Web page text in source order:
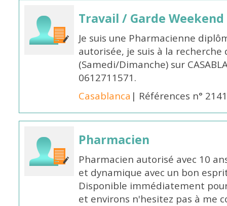
Travail / Garde Weekend
Je suis une Pharmacienne
autorisée, je suis à la
(Samedi/Dimanche) sur
0612711571.
Casablanca | Références n°
Pharmacien
Pharmacien autorisé avec 10
et dynamique avec un bon
Disponible immédiatement
et environs n'hesitez pas à me